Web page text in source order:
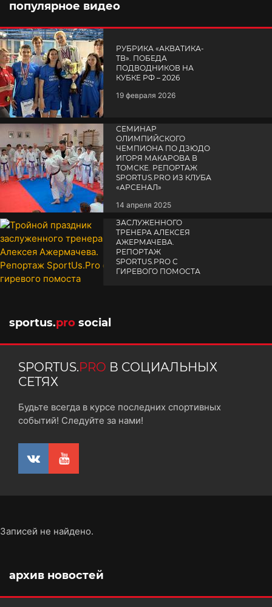
популярное видео
РУБРИКА «АКВАТИКА-
TВ». ПОБЕДА
ПОДВОДНИКОВ НА
КУБКЕ РФ – 2026
19 февраля 2026
СЕМИНАР
ОЛИМПИЙСКОГО
ЧЕМПИОНА ПО ДЗЮДО
ИГОРЯ МАКАРОВА В
ТОМСКЕ. РЕПОРТАЖ
SPORTUS.PRO ИЗ КЛУБА
«АРСЕНАЛ»
14 апреля 2025
ЗАСЛУЖЕННОГО
ТРЕНЕРА АЛЕКСЕЯ
АЖЕРМАЧЕВА.
РЕПОРТАЖ
SPORTUS.PRO С
ГИРЕВОГО ПОМОСТА
sportus.pro social
SPORTUS.PRO В СОЦИАЛЬНЫХ
СЕТЯХ
Будьте всегда в курсе последних спортивных
событий! Следуйте за нами!
Записей не найдено.
архив новостей